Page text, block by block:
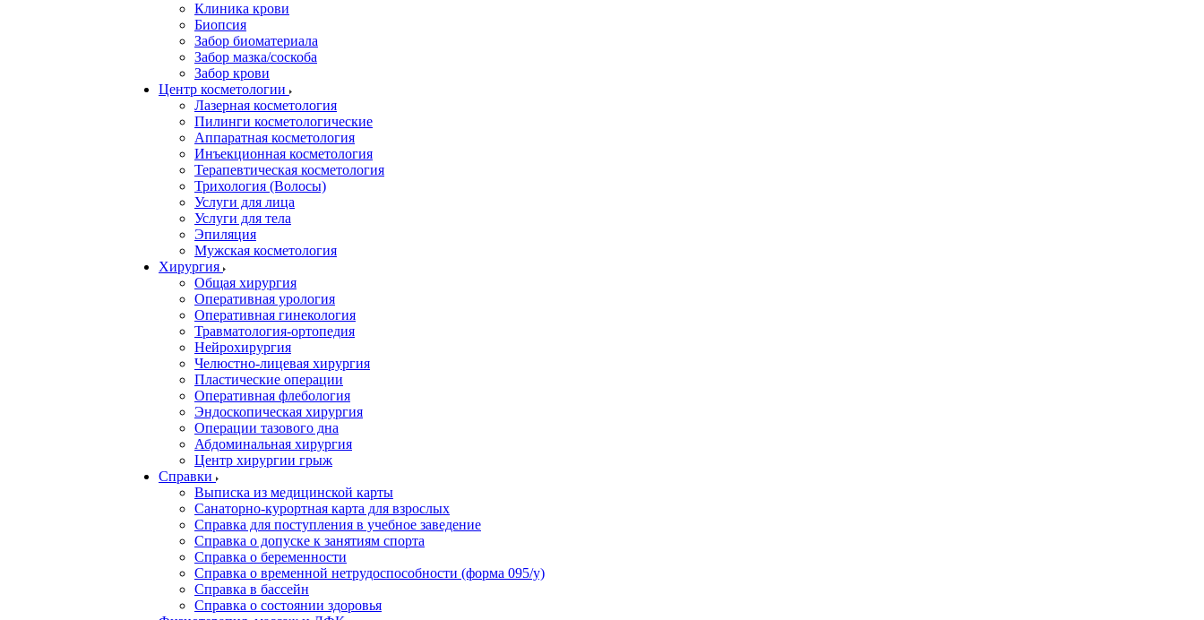
Клиника крови
Биопсия
Забор биоматериала
Забор мазка/соскоба
Забор крови
Центр косметологии
Лазерная косметология
Пилинги косметологические
Аппаратная косметология
Инъекционная косметология
Терапевтическая косметология
Трихология (Волосы)
Услуги для лица
Услуги для тела
Эпиляция
Мужская косметология
Хирургия
Общая хирургия
Оперативная урология
Оперативная гинекология
Травматология-ортопедия
Нейрохирургия
Челюстно-лицевая хирургия
Пластические операции
Оперативная флебология
Эндоскопическая хирургия
Операции тазового дна
Абдоминальная хирургия
Центр хирургии грыж
Справки
Выписка из медицинской карты
Санаторно-курортная карта для взрослых
Справка для поступления в учебное заведение
Справка о допуске к занятиям спорта
Справка о беременности
Справка о временной нетрудоспособности (форма 095/у)
Справка в бассейн
Справка о состоянии здоровья